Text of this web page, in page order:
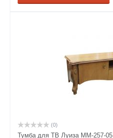
(0)
Тумба для ТВ Луиза ММ-257-05